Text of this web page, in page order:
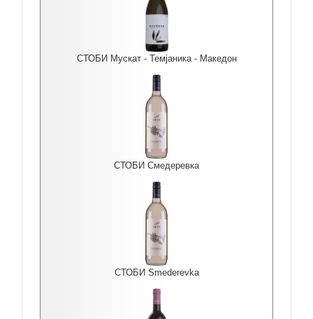
СТОБИ Мускат - Темјаника - Македон
СТОБИ Смедеревка
СТОБИ Smederevka